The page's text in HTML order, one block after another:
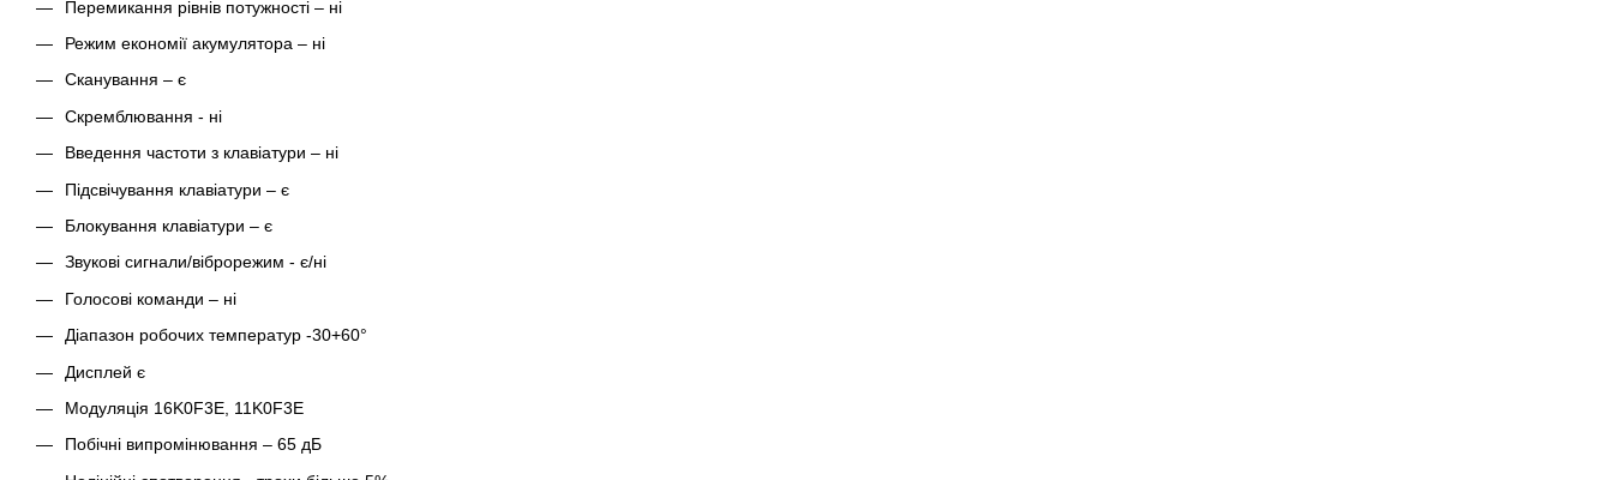
Перемикання рівнів потужності – ні
Режим економії акумулятора – ні
Сканування – є
Скремблювання - ні
Введення частоти з клавіатури – ні
Підсвічування клавіатури – є
Блокування клавіатури – є
Звукові сигнали/віброрежим - є/ні
Голосові команди – ні
Діапазон робочих температур -30+60°
Дисплей є
Модуляція 16K0F3E, 11K0F3E
Побічні випромінювання – 65 дБ